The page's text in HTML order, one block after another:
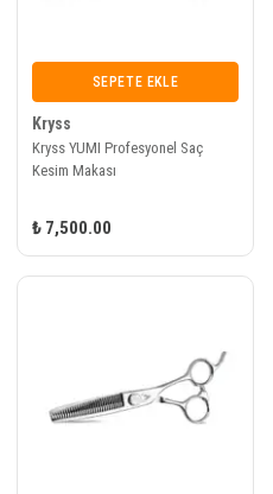
SEPETE EKLE
Kryss
Kryss YUMI Profesyonel Saç
Kesim Makası
₺ 7,500.00